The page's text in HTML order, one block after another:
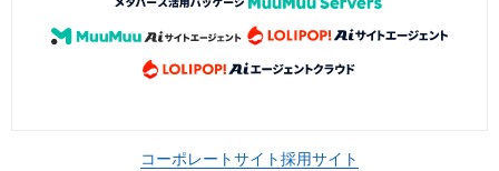
コーポレートサイト採用サイト